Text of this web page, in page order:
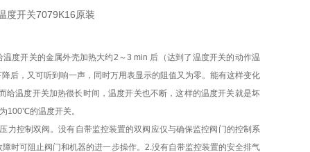
度开关的金属外壳加热大约2～3 min 后（达到了温度开关的动作温
后，又可听到响一声，同时万用表显示的阻值又为零。能有这样变化
温度开关加热很长时间，温度开关也不断，这样的温度开关就是坏
100℃的温度开关。
力控制双阀。没有自带监控装置的双阀应仅与确保监控阀门的控制系
时可阻止阀门和机器的进一步操作。2.没有自带监控装置的安全排气